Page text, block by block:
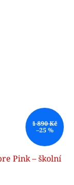
1 890 Kč
–25 %
Pink – školní